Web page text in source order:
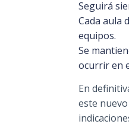
Seguirá
Cada aula
equipos.
Se
ocurrir en
En
este